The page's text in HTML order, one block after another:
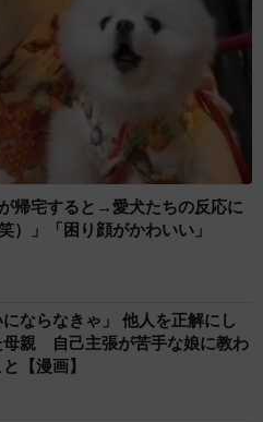
帰宅すると→愛犬たちの反応に
）」「困り顔がかわいい」
にならなきゃ」 他人を正解にし
母親 自己主張が苦手な娘に教わ
【漫画】